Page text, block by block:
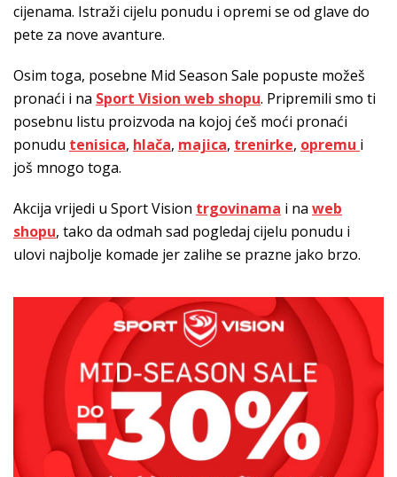
cijenama. Istraži cijelu ponudu i opremi se od glave do
pete za nove avanture.
Osim toga, posebne Mid Season Sale popuste možeš
pronaći i na Sport Vision web shopu. Pripremili smo ti
posebnu listu proizvoda na kojoj ćeš moći pronaći
ponudu tenisica, hlača, majica, trenirke, opremu i
još mnogo toga.
Akcija vrijedi u Sport Vision trgovinama i na web
shopu, tako da odmah sad pogledaj cijelu ponudu i
ulovi najbolje komade jer zalihe se prazne jako brzo.